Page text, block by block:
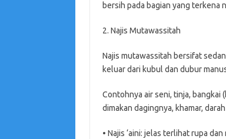
bersih pada bagian yang terkena
2. Najis Mutawassitah
Najis mutawassitah bersifat
keluar dari kubul dan dubur
Contohnya air seni, tinja, bangkai
dimakan dagingnya, khamar,
• Najis ‘aini: jelas terlihat rupa